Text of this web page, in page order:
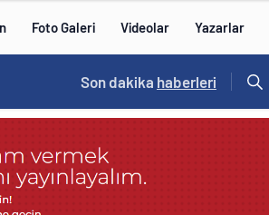
Foto Galeri Videolar Yazarlar
14:57 /
Son dakika haberleri